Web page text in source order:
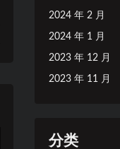
2024 年 2 月
2024 年 1 月
2023 年 12 月
2023 年 11 月
分类